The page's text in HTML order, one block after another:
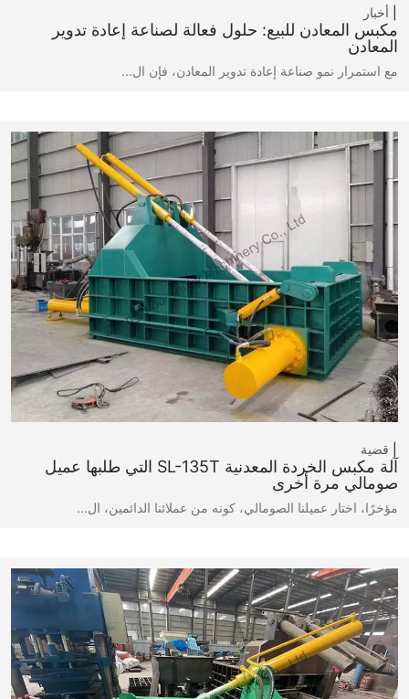
أخبار
مكبس المعادن للبيع: حلول فعالة لصناعة إعادة تدوير
المعادن
مع استمرار نمو صناعة إعادة تدوير المعادن، فإن ال...
قضية
آلة مكبس الخردة المعدنية SL-135T التي طلبها عميل
صومالي مرة أخرى
مؤخرًا، اختار عميلنا الصومالي، كونه من عملائنا الدائمين، ال...